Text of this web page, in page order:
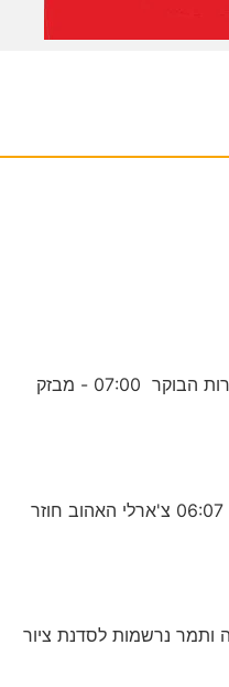
06:00 - מבזק חדשות 06:10 - כותרות הבוקר 07:00 - מבזק
צ'ארלי והמספרים - פרק 9 06:00 - 06:07 צ'ארלי האהוב חוזר
- העירום 06:16 - 06:41 ניצה ותמר נרשמות לסדנת ציור